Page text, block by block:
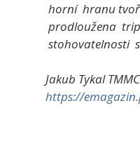
horní hranu
prodloužena
stohovatelnosti
Jakub Tykal
https://